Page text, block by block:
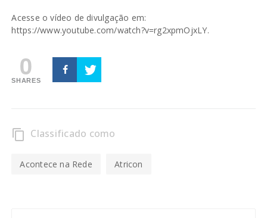
Acesse o vídeo de divulgação em:
https://www.youtube.com/watch?v=rg2xpmOjxLY.
0
SHARES
content_copy Classificado como
Acontece na Rede Atricon